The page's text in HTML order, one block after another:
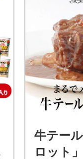
牛テー
ロット